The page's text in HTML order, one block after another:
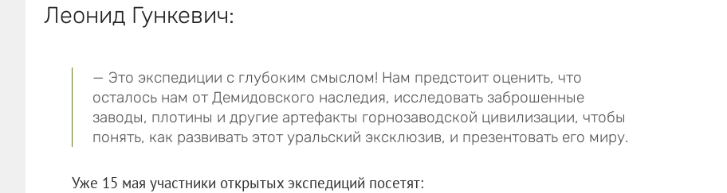
Леонид Гункевич:
— Это экспедиции с глубоким смыслом! Нам предстоит оценить, что
осталось нам от Демидовского наследия, исследовать заброшенные
заводы, плотины и другие артефакты горнозаводской цивилизации, чтобы
понять, как развивать этот уральский эксклюзив, и презентовать его миру.
Уже 15 мая участники открытых экспедиций посетят: